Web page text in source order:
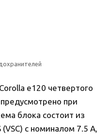
e120 четвертого
при
блока состоит из
с номиналом 7.5 А,